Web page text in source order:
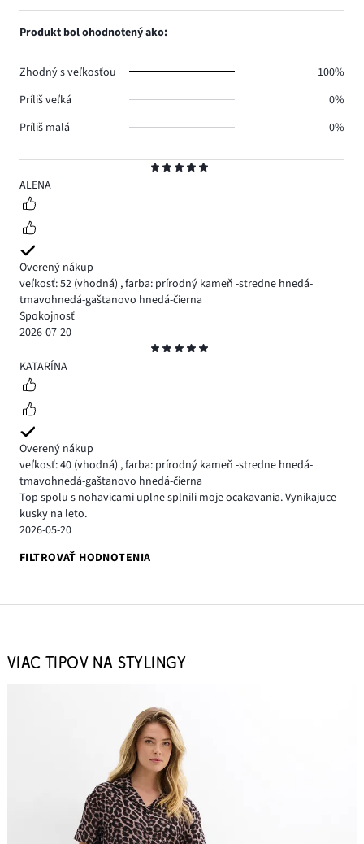
5
ALENA
Overený nákup
veľkosť: 52 (vhodná) ,farba: prírodný kameň -stredne hnedá-
tmavohnedá-gaštanovo hnedá-čierna
Spokojnosť
2026-07-20
5
KATARÍNA
Overený nákup
veľkosť: 40 (vhodná) ,farba: prírodný kameň -stredne hnedá-
tmavohnedá-gaštanovo hnedá-čierna
Top spolu s nohavicami uplne splnili moje ocakavania. Vynikajuce
kusky na leto.
2026-05-20
FILTROVAŤ HODNOTENIA
1,
Produkt bol ohodnotený ako:
Zhodný s veľkosťou
100%
Príliš veľká
0%
Príliš malá
0%
VIAC TIPOV NA STYLINGY